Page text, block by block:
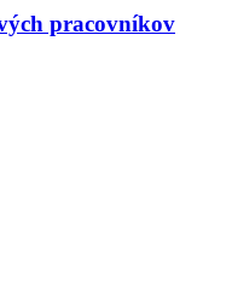
pracovníkov